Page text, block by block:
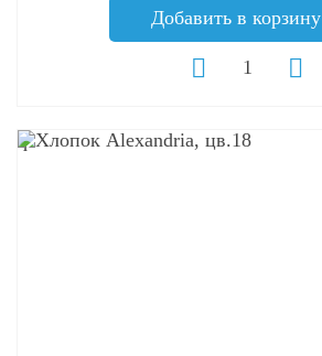
Добавить в корзину
q